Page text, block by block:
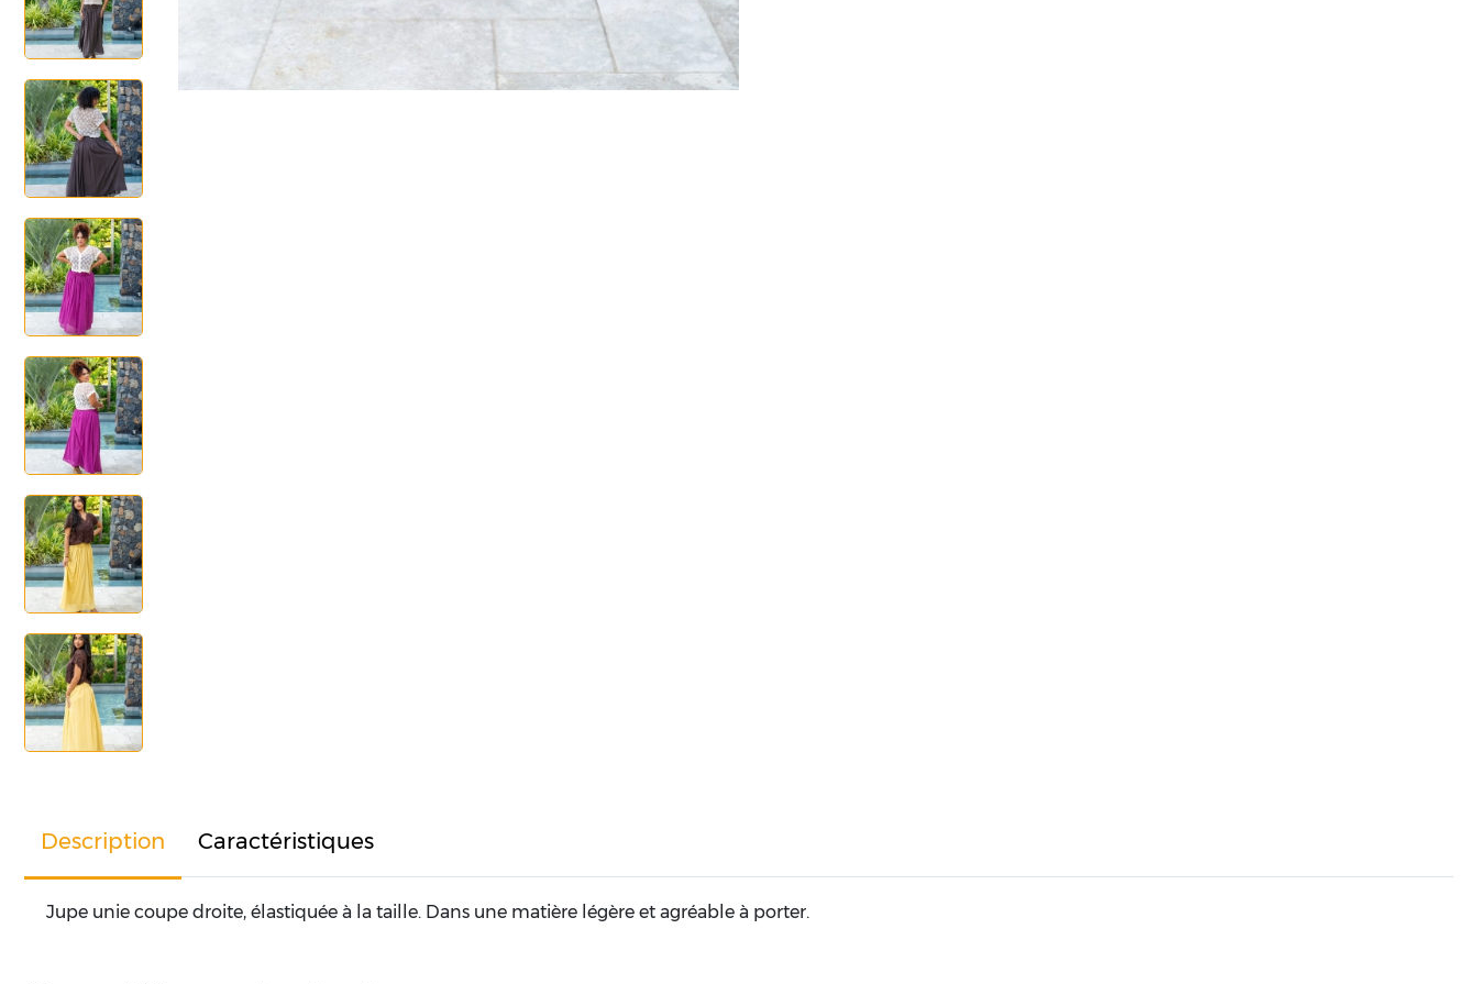
Description Caractéristiques
Jupe unie coupe droite, élastiquée à la taille. Dans une matière légère et agréable à porter.